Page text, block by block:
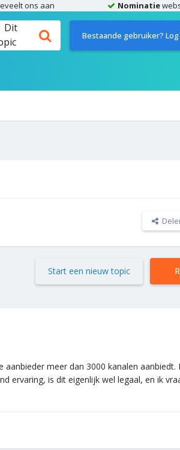
ons aan Nominatie
Dit
Bestaande gebruiker? Log
Start een nieuw topic
meer dan 3000 kanalen aanbiedt.
ervaring, is dit eigenlijk wel legaal, en ik